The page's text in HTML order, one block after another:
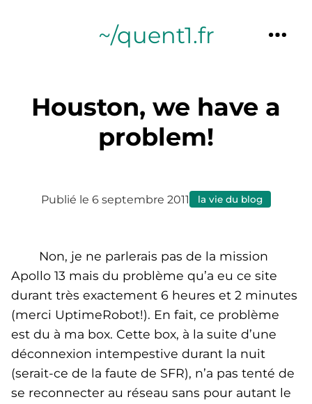
~/quent1.fr
Houston, we have a
problem!
Publié le 6 septembre 2011 la vie du blog
Non, je ne parlerais pas de la mission
Apollo 13 mais du problème qu’a eu ce site
durant très exactement 6 heures et 2 minutes
(merci UptimeRobot!). En fait, ce problème
est du à ma box. Cette box, à la suite d’une
déconnexion intempestive durant la nuit
(serait-ce de la faute de SFR), n’a pas tenté de
se reconnecter au réseau sans pour autant le